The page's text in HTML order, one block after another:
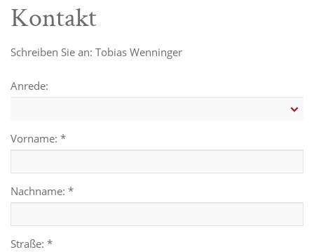
Kontakt
Schreiben Sie an: Tobias Wenninger
Anrede:
Vorname: *
Nachname: *
Straße: *